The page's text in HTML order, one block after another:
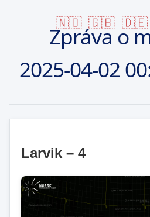
🇳🇴 🇬🇧 🇩🇪
Zpráva o
2025-04-02
Larvik – 4